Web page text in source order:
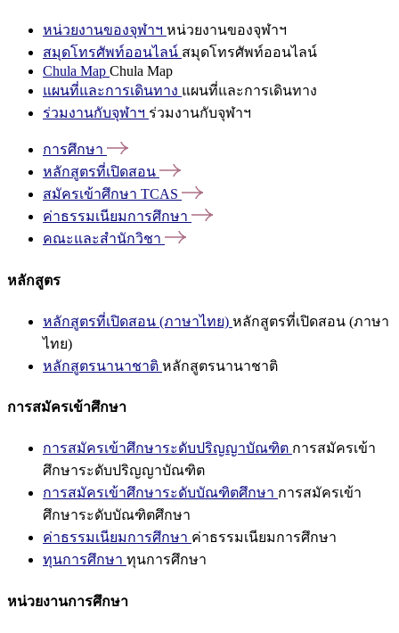
หน่วยงานของจุฬาฯ หน่วยงานของจุฬาฯ
สมุดโทรศัพท์ออนไลน์ สมุดโทรศัพท์ออนไลน์
Chula Map Chula Map
แผนที่และการเดินทาง แผนที่และการเดินทาง
ร่วมงานกับจุฬาฯ ร่วมงานกับจุฬาฯ
การศึกษา
หลักสูตรที่เปิดสอน
สมัครเข้าศึกษา TCAS
ค่าธรรมเนียมการศึกษา
คณะและสำนักวิชา
หลักสูตร
หลักสูตรที่เปิดสอน (ภาษาไทย) หลักสูตรที่เปิดสอน (ภาษา
ไทย)
หลักสูตรนานาชาติ หลักสูตรนานาชาติ
การสมัครเข้าศึกษา
การสมัครเข้าศึกษาระดับปริญญาบัณฑิต การสมัครเข้า
ศึกษาระดับปริญญาบัณฑิต
การสมัครเข้าศึกษาระดับบัณฑิตศึกษา การสมัครเข้า
ศึกษาระดับบัณฑิตศึกษา
ค่าธรรมเนียมการศึกษา ค่าธรรมเนียมการศึกษา
ทุนการศึกษา ทุนการศึกษา
หน่วยงานการศึกษา